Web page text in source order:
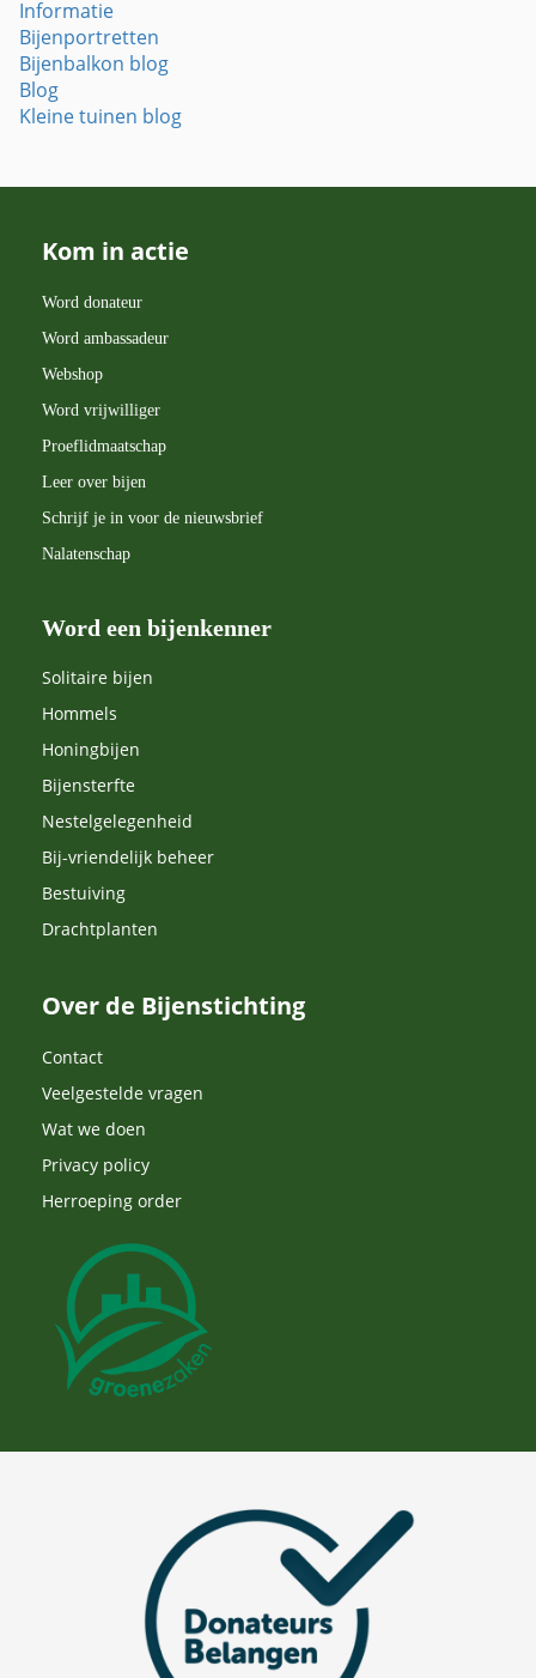
Informatie
Bijenportretten
Bijenbalkon blog
Blog
Kleine tuinen blog
Kom in actie
Word donateur
Word ambassadeur
Webshop
Word vrijwilliger
Proeflidmaatschap
Leer over bijen
Schrijf je in voor de nieuwsbrief
Nalatenschap
Word een bijenkenner
Solitaire bijen
Hommels
Honingbijen
Bijensterfte
Nestelgelegenheid
Bij-vriendelijk beheer
Bestuiving
Drachtplanten
Over de Bijenstichting
Contact
Veelgestelde vragen
Wat we doen
Privacy policy
Herroeping order